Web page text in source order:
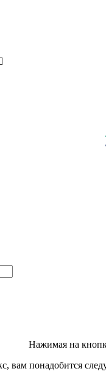
Нажимая на
вам понадобится